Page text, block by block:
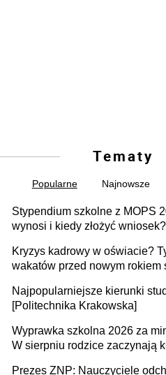
Tematy
Popularne Najnowsze
Stypendium szkolne z MOPS
wynosi i kiedy złożyć
Kryzys kadrowy w oświacie?
wakatów przed nowym rokiem
Najpopularniejsze kierunki
[Politechnika Krakowska]
Wyprawka szkolna 2026 za
W sierpniu rodzice zaczynają
Prezes ZNP: Nauczyciele